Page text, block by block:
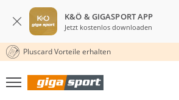
K&Ö & GIGASPORT APP
Jetzt kostenlos downloaden
30 TAGE RÜCKGABERECHT
Pluscard Vorteile erhalten
GIGASTYLE
FAHRRAD­